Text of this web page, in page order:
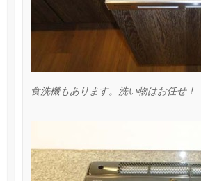
食洗機もあります。洗い物はお任せ！